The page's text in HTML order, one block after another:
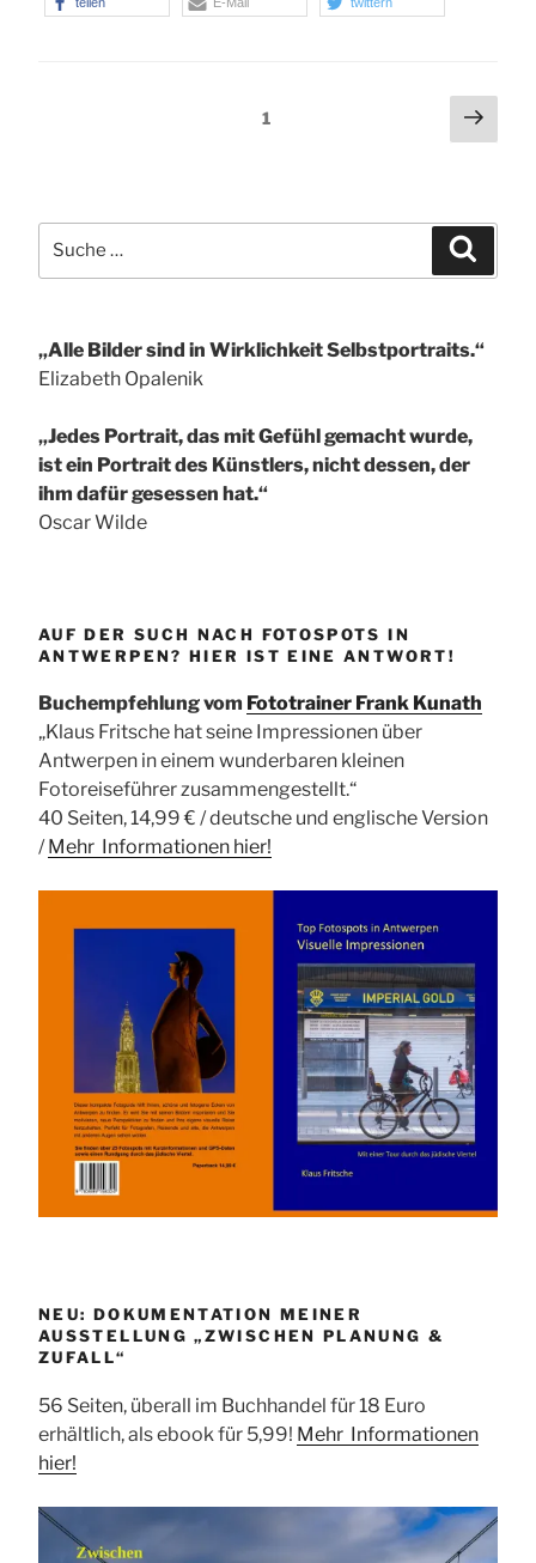
Seitennummerierung
Seite1
nach:
„Alle Bilder sind in Wirklichkeit Selbstportraits.“
Elizabeth Opalenik
„Jedes Portrait, das mit Gefühl gemacht wurde,
ist ein Portrait des Künstlers, nicht dessen, der
ihm dafür gesessen hat.“
Oscar Wilde
AUF DER SUCH NACH FOTOSPOTS IN
ANTWERPEN? HIER IST EINE ANTWORT!
Buchempfehlung vom Fototrainer Frank Kunath
„Klaus Fritsche hat seine Impressionen über
Antwerpen in einem wunderbaren kleinen
Fotoreiseführer zusammengestellt.“
40 Seiten, 14,99 € / deutsche und englische Version
/ Mehr Informationen hier!
NEU: DOKUMENTATION MEINER
AUSSTELLUNG „ZWISCHEN PLANUNG &
ZUFALL“
56 Seiten, überall im Buchhandel für 18 Euro
erhältlich, als ebook für 5,99! Mehr Informationen
hier!